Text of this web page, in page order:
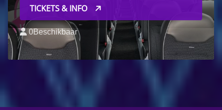
TICKETS & INFO
0Beschikbaar